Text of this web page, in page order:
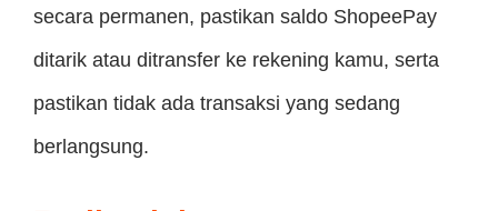
secara permanen, pastikan saldo ShopeePay
ditarik atau ditransfer ke rekening kamu, serta
pastikan tidak ada transaksi yang sedang
berlangsung.